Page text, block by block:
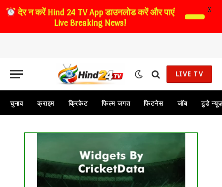
LIVE TV
चुनाव क्राइम क्रिकेट फिल्म जगत फिटनेस जॉब टुडे
FIXTURE
No live matches found.
देर न करेंHind 24 TV App डाउनलोड करें और पाएं
Live Breaking News!
X